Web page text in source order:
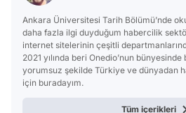
Ankara Üniversitesi Tarih Bölümü’nde
daha fazla ilgi duyduğum habercilik
internet sitelerinin çeşitli
2021 yılında beri Onedio’nun
yorumsuz şekilde Türkiye ve dünyadan
için buradayım.
Tüm içerikleri